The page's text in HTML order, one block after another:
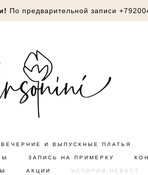
По предварительной записи
ВЕЧЕРНИЕ И ВЫПУСКНЫЕ ПЛАТЬЯ
ЗАПИСЬ НА ПРИМЕРКУ
АКЦИИ ИСТОРИИ НЕВЕСТ